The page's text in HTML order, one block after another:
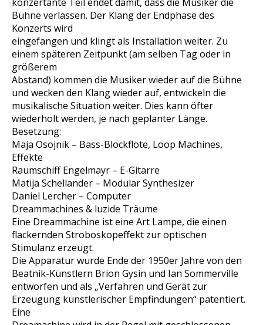
Bühne verlassen. Der Klang der Endphase des
Konzerts wird
eingefangen und klingt als Installation weiter. Zu
einem späteren Zeitpunkt (am selben Tag oder in
größerem
Abstand) kommen die Musiker wieder auf die Bühne
und wecken den Klang wieder auf, entwickeln die
musikalische Situation weiter. Dies kann öfter
wiederholt werden, je nach geplanter Länge.
Besetzung:
Maja Osojnik – Bass-Blockflöte, Loop Machines,
Effekte
Raumschiff Engelmayr – E-Gitarre
Matija Schellander – Modular Synthesizer
Daniel Lercher – Computer
Dreammachines & luzide Träume
Eine Dreammachine ist eine Art Lampe, die einen
flackernden Stroboskopeffekt zur optischen
Stimulanz erzeugt.
Die Apparatur wurde Ende der 1950er Jahre von den
Beatnik-Künstlern Brion Gysin und Ian Sommerville
entworfen und als „Verfahren und Gerät zur
Erzeugung künstlerischer Empfindungen“ patentiert.
Eine